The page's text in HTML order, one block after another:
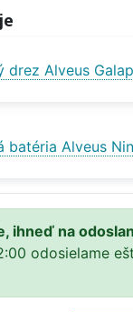
drez Alveus
batéria Alveus
ihneď na
odosielame